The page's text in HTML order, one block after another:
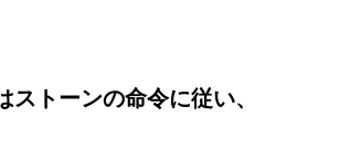
ストーンの命令に従い、